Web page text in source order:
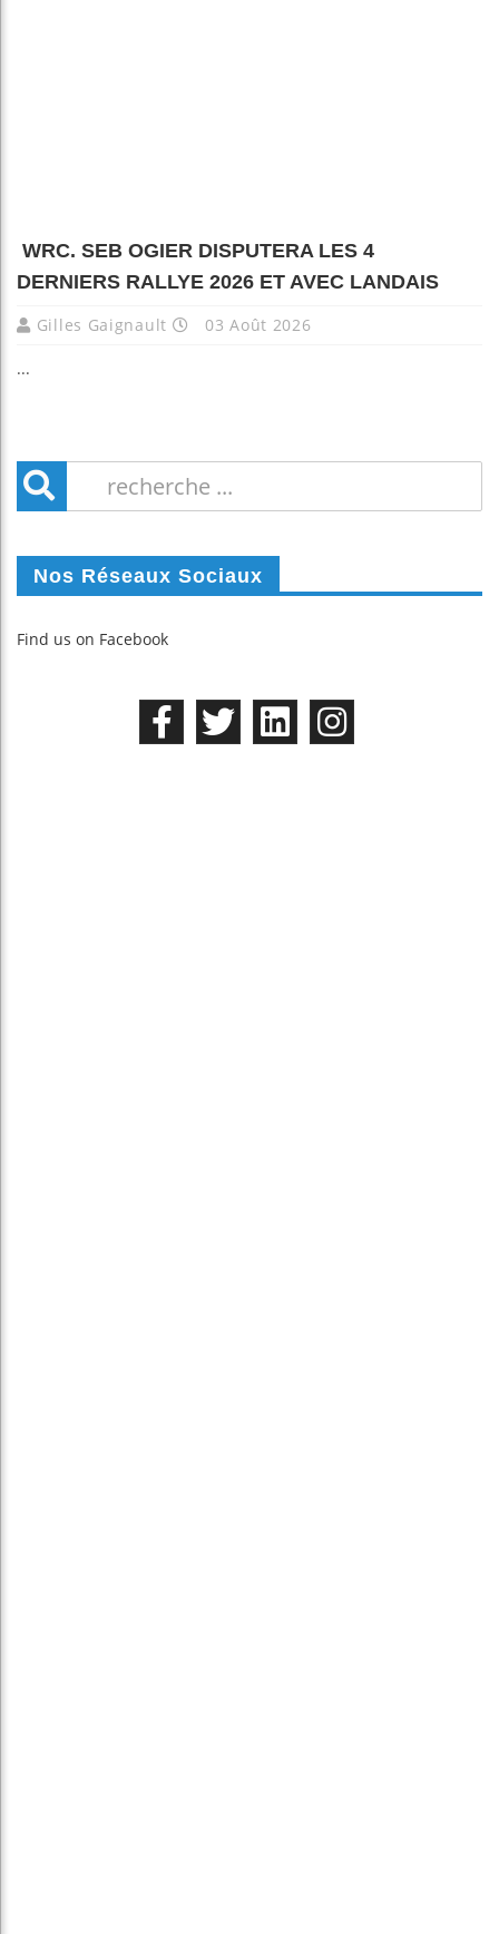
WRC. SEB OGIER DISPUTERA LES 4
DERNIERS RALLYE 2026 ET AVEC LANDAIS
Gilles Gaignault 03 Août 2026
...
Nos Réseaux Sociaux
Find us on Facebook